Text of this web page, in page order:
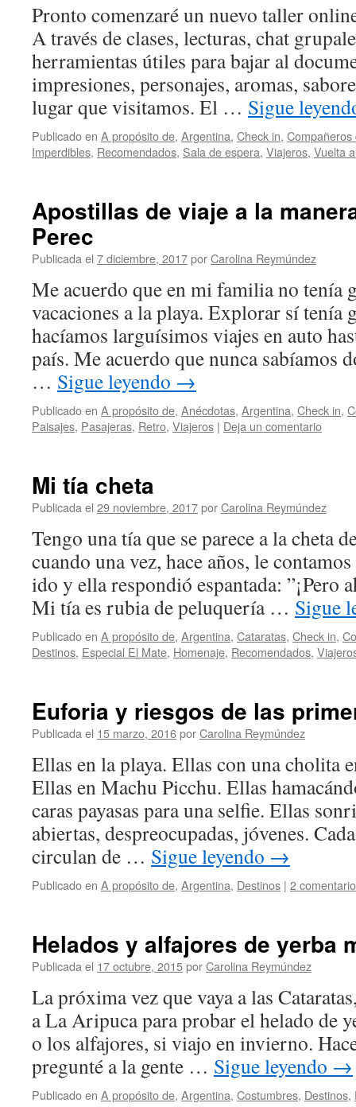
Pronto comenzaré un nuevo taller
A través de clases, lecturas, chat
herramientas útiles para bajar al
impresiones, personajes, aromas,
lugar que visitamos. El … Sigue
Publicado en A propósito de, Argentina, Check in, Compañeros
Imperdibles, Recomendados, Sala de espera, Viajeros, Vuelta
Apostillas de viaje a la
Perec
Publicada el 7 diciembre, 2017porCarolina Reymúndez
Me acuerdo que en mi familia no tenía
vacaciones a la playa. Explorar sí tenía
hacíamos larguísimos viajes en auto
país. Me acuerdo que nunca sabíamos
… Sigue leyendo →
Publicado en A propósito de, Anécdotas, Argentina, Check in,
Paisajes, Pasajeras, Retro, Viajeros | Deja un comentario
Mi tía cheta
Publicada el 29 noviembre, 2017porCarolina Reymúndez
Tengo una tía que se parece a la cheta
cuando una vez, hace años, le
ido y ella respondió espantada: ”¡Pero
Mi tía es rubia de peluquería … Sigue
Publicado en A propósito de, Argentina, Cataratas, Check in,
Destinos, Especial El Mate, Homenaje, Recomendados,
Euforia y riesgos de las
Publicada el 15 marzo, 2016porCarolina Reymúndez
Ellas en la playa. Ellas con una cholita
Ellas en Machu Picchu. Ellas
caras payasas para una selfie. Ellas
abiertas, despreocupadas, jóvenes.
circulan de … Sigue leyendo →
Publicado en A propósito de, Argentina, Destinos | 2
Helados y alfajores de yerba
Publicada el 17 octubre, 2015porCarolina Reymúndez
La próxima vez que vaya a las
a La Aripuca para probar el helado de
o los alfajores, si viajo en invierno.
pregunté a la gente … Sigue leyendo →
Publicado en A propósito de, Argentina, Costumbres, Destinos,